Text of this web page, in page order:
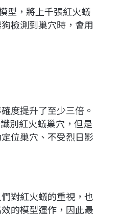
型，將上千張紅火蟻
檢測到巢穴時，會用
度提升了至少三倍。
別紅火蟻巢穴，但是
位巢穴、不受烈日影
對紅火蟻的重視，也
的模型運作，因此最